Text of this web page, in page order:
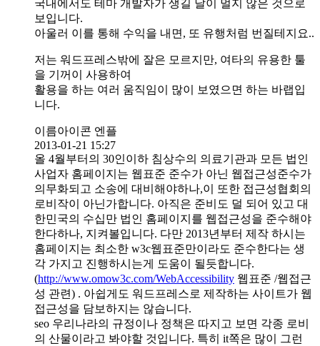
국내에서도 테마 개발자가 생길 날이 멀지 않은 것으로
보입니다.
아울러 이를 통해 수익을 내면, 또 유행처럼 번질테지요..
저는 워드프레스밖에 잘은 모르지만, 여타의 유용한 툴
을 기꺼이 사용하여
활용을 하는 여러 움직임이 많이 보였으면 하는 바랩입
니다.
이름아이콘 엔플
2013-01-21 15:27
올 4월부터의 30인이하 침상수의 의료기관과 모든 법인
사업자 홈페이지는 웹표준 준수가 아닌 웹접근성준수가
의무화되고 소송에 대비해야하나,이 또한 접근성협회의
로비작이 아닌가합니다. 아직은 준비도 덜 되어 있고 대
한민국의 수십만 법인 홈페이지를 웹접근성을 준수해야
한다하나, 지켜볼입니다. 다만 2013년부터 제작 하시는
홈페이지는 최소한 w3c웹표준만이라도 준수한다는 생
각 가지고 진행하시는게 도움이 될듯합니다.
(http://www.omow3c.com/WebAccessibility 웹표준 /웹접근
성 관련) . 아쉽게도 워드프레스로 제작하는 사이트가 웹
접근성을 담보하지는 않습니다.
seo 우리나라의 규정이나 정책은 따지고 보면 각종 로비
의 산물이라고 봐야할 것입니다. 특히 it쪽은 많이 그런